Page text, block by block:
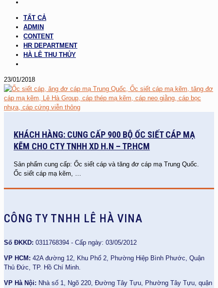
TẤT CẢ
ADMIN
CONTENT
HR DEPARTMENT
HÀ LÊ THU THỦY
23/01/2018
KHÁCH HÀNG: CUNG CẤP 900 BỘ ỐC SIẾT CÁP MẠ
KẼM CHO CTY TNHH XD H.N – TP.HCM
Sản phẩm cung cấp: Ốc siết cáp và tăng đơ cáp mạ Trung Quốc.
Ốc siết cáp mạ kẽm, …
CÔNG TY TNHH LÊ HÀ VINA
Số ĐKKD: 0311768394 - Cấp ngày: 03/05/2012
VP HCM: 42A đường 12, Khu Phố 2, Phường Hiệp Bình Phước, Quận
Thủ Đức, TP. Hồ Chí Minh.
VP Hà Nội: Nhà số 1, Ngõ 220, Đường Tây Tựu, Phường Tây Tựu, quận